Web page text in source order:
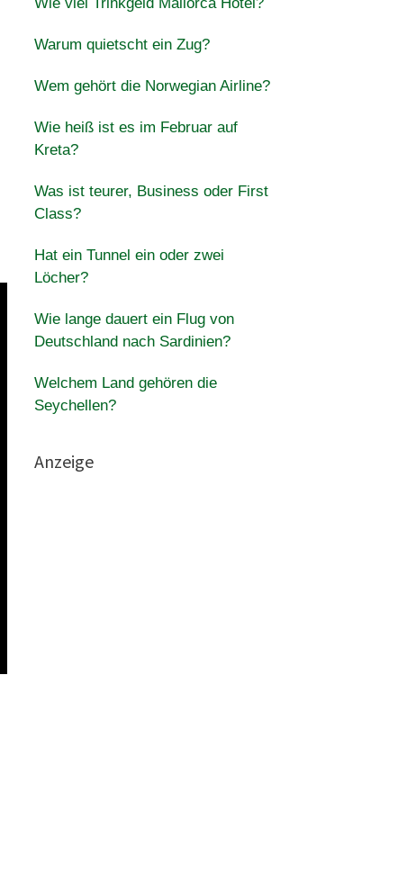
Warum quietscht ein Zug?
Wem gehört die Norwegian Airline?
Wie heiß ist es im Februar auf
Kreta?
Was ist teurer, Business oder First
Class?
Hat ein Tunnel ein oder zwei
Löcher?
Wie lange dauert ein Flug von
Deutschland nach Sardinien?
Welchem ​​Land gehören die
Seychellen?
Anzeige